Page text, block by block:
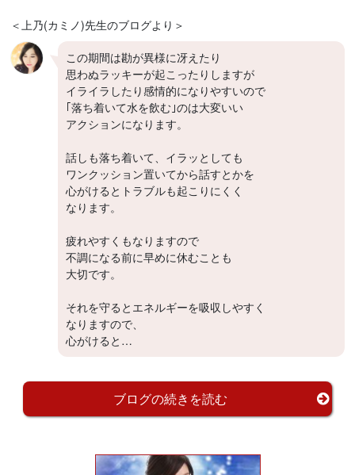
＜上乃(カミノ)先生のブログより＞
この期間は勘が異様に冴えたり
思わぬラッキーが起こったりしますが
イライラしたり感情的になりやすいので
｢落ち着いて水を飲む｣のは大変いい
アクションになります。
話しも落ち着いて、イラッとしても
ワンクッション置いてから話すとかを
心がけるとトラブルも起こりにくく
なります。
疲れやすくもなりますので
不調になる前に早めに休むことも
大切です。
それを守るとエネルギーを吸収しやすく
なりますので、
心がけると…
ブログの続きを読む